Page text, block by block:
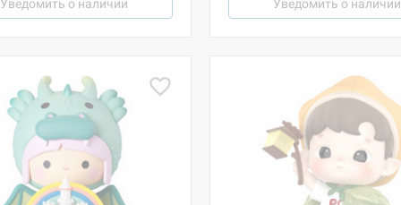
Уведомить о наличии Уведомить о наличии